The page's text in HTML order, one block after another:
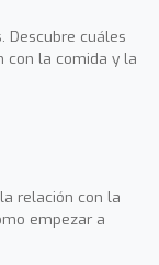
Descubre cuáles
con la comida y la
relación con la
empezar a